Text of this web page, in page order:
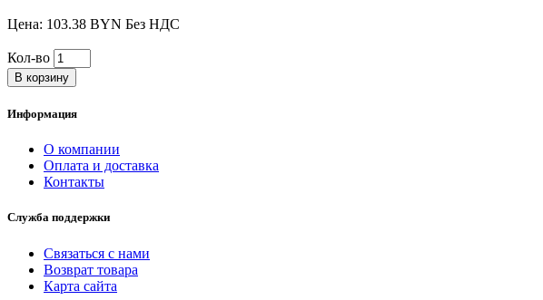
Цена: 103.38 BYN Без НДС
Кол-во
В корзину
Информация
О компании
Оплата и доставка
Контакты
Служба поддержки
Связаться с нами
Возврат товара
Карта сайта